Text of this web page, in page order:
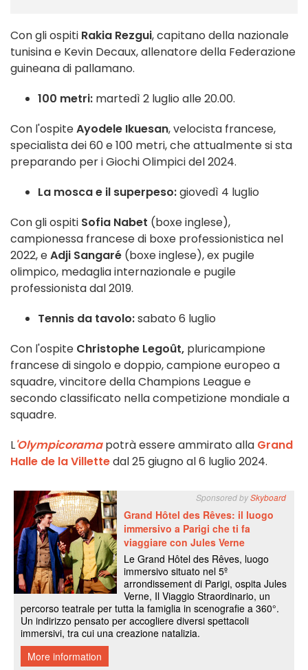
Con gli ospiti Rakia Rezgui, capitano della nazionale
tunisina e Kevin Decaux, allenatore della Federazione
guineana di pallamano.
100 metri: martedì 2 luglio alle 20.00.
Con l'ospiteAyodele Ikuesan, velocista francese,
specialista dei 60 e 100 metri, che attualmente si sta
preparando per i Giochi Olimpici del 2024.
La mosca e il superpeso:giovedì 4 luglio
Con gli ospiti Sofia Nabet (boxe inglese),
campionessa francese di boxe professionistica nel
2022, eAdji Sangaré (boxe inglese), ex pugile
olimpico, medaglia internazionale e pugile
professionista dal 2019.
Tennis da tavolo:sabato 6 luglio
Con l'ospite Christophe Legoût, pluricampione
francese di singolo e doppio, campione europeo a
squadre, vincitore della Champions League e
secondo classificato nella competizione mondiale a
squadre.
L'Olympicorama potrà essere ammirato alla Grand
Halle de la Villettedal 25 giugno al 6 luglio 2024.